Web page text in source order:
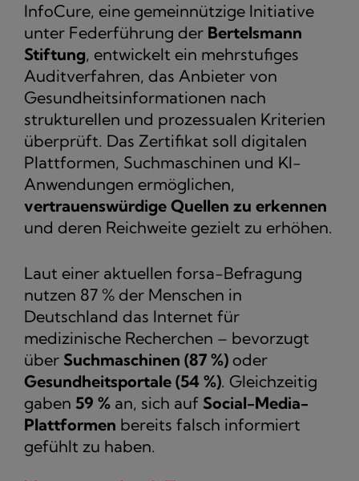
InfoCure, eine gemeinnützige Initiative
unter Federführung der Bertelsmann
Stiftung, entwickelt ein mehrstufiges
Auditverfahren, das Anbieter von
Gesundheitsinformationen nach
strukturellen und prozessualen Kriterien
überprüft. Das Zertifikat soll digitalen
Plattformen, Suchmaschinen und KI-
Anwendungen ermöglichen,
vertrauenswürdige Quellen zu erkennen
und deren Reichweite gezielt zu erhöhen.
Laut einer aktuellen forsa-Befragung
nutzen 87 % der Menschen in
Deutschland das Internet für
medizinische Recherchen – bevorzugt
über Suchmaschinen (87 %) oder
Gesundheitsportale (54 %). Gleichzeitig
gaben 59 % an, sich auf Social-Media-
Plattformen bereits falsch informiert
gefühlt zu haben.